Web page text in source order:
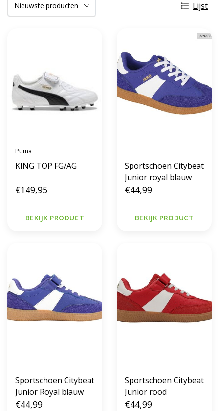
Lijst
Puma
KING TOP FG/AG
€149,95
BEKIJK PRODUCT
Sportschoen Citybeat
Junior royal blauw
€44,99
BEKIJK PRODUCT
Sportschoen Citybeat
Junior Royal blauw
€44,99
Sportschoen Citybeat
Junior rood
€44,99